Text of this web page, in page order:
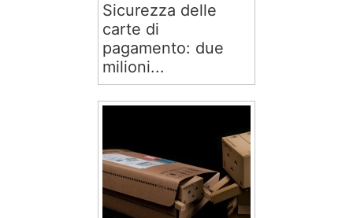
Sicurezza delle
carte di
pagamento: due
milioni...